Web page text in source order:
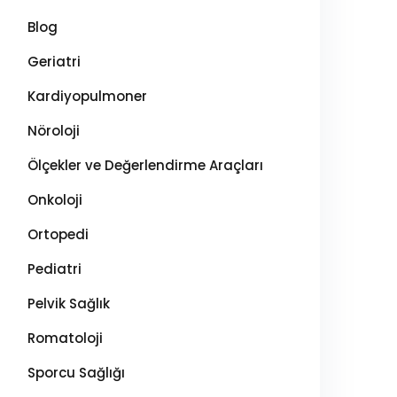
Blog
Geriatri
Kardiyopulmoner
Nöroloji
Ölçekler ve Değerlendirme Araçları
Onkoloji
Ortopedi
Pediatri
Pelvik Sağlık
Romatoloji
Sporcu Sağlığı